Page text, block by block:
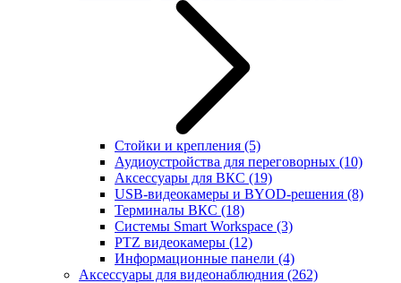
Стойки и крепления (5)
Аудиоустройства для переговорных (10)
Аксессуары для ВКС (19)
USB-видеокамеры и BYOD-решения (8)
Терминалы ВКС (18)
Системы Smart Workspace (3)
PTZ видеокамеры (12)
Информационные панели (4)
Аксессуары для видеонаблюдния (262)